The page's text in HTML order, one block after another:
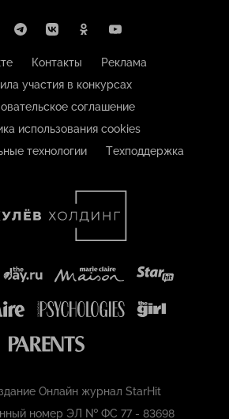
Контакты
Реклама
участия в конкурсах
соглашение
использования cookies
технологии
Техподдержка
Онлайн журнал StarHit
номер ЭЛ № ФС 77 - 83698